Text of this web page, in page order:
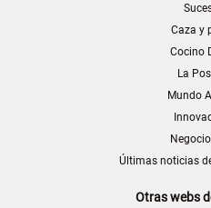
Caza y
Cocino
La
Mundo
Últimas noticias
Otras webs